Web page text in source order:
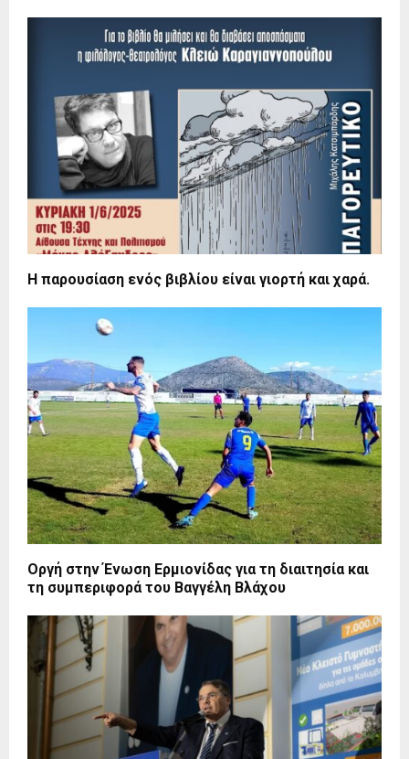
Η παρουσίαση ενός βιβλίου είναι γιορτή και χαρά.
Οργή στην Ένωση Ερμιονίδας για τη διαιτησία και
τη συμπεριφορά του Βαγγέλη Βλάχου